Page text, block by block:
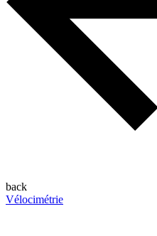
back
Vélocimétrie